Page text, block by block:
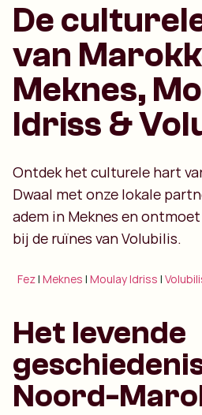
De
van
Meknes,
Idriss &
Ontdek het culturele hart
Dwaal met onze lokale
adem in Meknes en
bij de ruïnes van Volubilis.
Fez|Meknes |Moulay Idriss |
Het levende
Noord-